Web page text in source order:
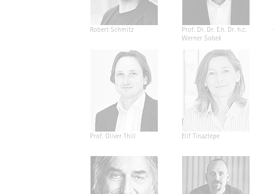
Robert Schmitz
Prof. Dr. Dr. E.h. Dr. h.c.
Werner Sobek
Prof. Oliver Thill Elif Tinaztepe